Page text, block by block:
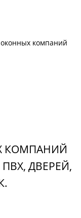
компаний
КОМПАНИЙ
ДВЕРЕЙ,